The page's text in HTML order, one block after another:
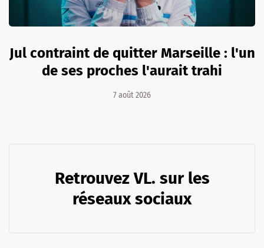
Jul contraint de quitter Marseille : l'un
de ses proches l'aurait trahi
7 août 2026
Retrouvez VL. sur les
réseaux sociaux